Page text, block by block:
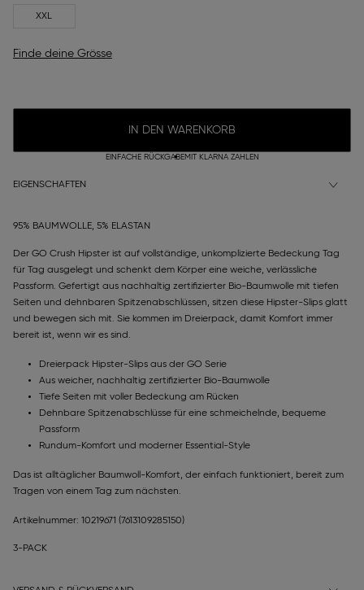
XXL
Finde deine Grösse
IN DEN WARENKORB
EINFACHE RÜCKGABEMIT KLARNA ZAHLEN
EIGENSCHAFTEN
95% BAUMWOLLE, 5% ELASTAN
Der GO Crush Hipster ist auf vollständige, unkomplizierte Bedeckung Tag
für Tag ausgelegt und schenkt dem Körper eine weiche, verlässliche
Passform. Gefertigt aus nachhaltig zertifizierter Bio-Baumwolle mit tiefen
Seiten und dehnbaren Spitzenabschlüssen, sitzen diese Hipster-Slips glatt
und bewegen sich mit. Sie kommen im Dreierpack, damit Komfort immer
bereit ist, wenn wir es sind.
Dreierpack Hipster-Slips aus der GO Serie
Aus weicher, nachhaltig zertifizierter Bio-Baumwolle
Tiefe Seiten mit voller Bedeckung am Rücken
Dehnbare Spitzenabschlüsse für eine schmeichelnde, bequeme
Passform
Rundum-Komfort und moderner Essential-Style
Das ist alltäglicher Baumwoll-Komfort, der einfach funktioniert, bereit zum
Tragen von einem Tag zum nächsten.
Artikelnummer: 10219671 (7613109285150)
3-PACK